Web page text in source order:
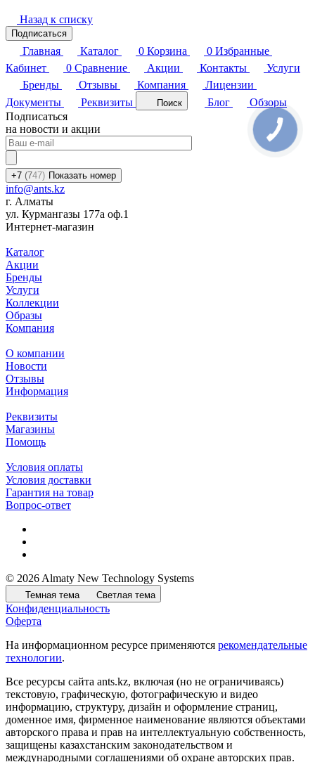
Назад к списку
Подписаться
Главная Каталог 0 Корзина 0 Избранные
Кабинет
0 Сравнение Акции Контакты
Услуги
Бренды
Отзывы Компания
Лицензии
Документы
Реквизиты Поиск Блог
Обзоры
Подписаться
на новости и акции
+7 (747) Показать номер
info@ants.kz
г. Алматы
ул. Курмангазы 177а оф.1
Интернет-магазин
Каталог
Акции
Бренды
Услуги
Коллекции
Образы
Компания
О компании
Новости
Отзывы
Информация
Реквизиты
Магазины
Помощь
Условия оплаты
Условия доставки
Гарантия на товар
Вопрос-ответ
© 2026 Almaty New Technology Systems
Темная тема Светлая тема
Конфиденциальность
Оферта
На информационном ресурсе применяются рекомендательные
технологии.
Все ресурсы сайта ants.kz, включая (но не ограничиваясь)
текстовую, графическую, фотографическую и видео
информацию, структуру, дизайн и оформление страниц,
доменное имя, фирменное наименование являются объектами
авторского права и прав на интеллектуальную собственность,
защищены казахстанским законодательством и
международными соглашениями об охране авторских прав.